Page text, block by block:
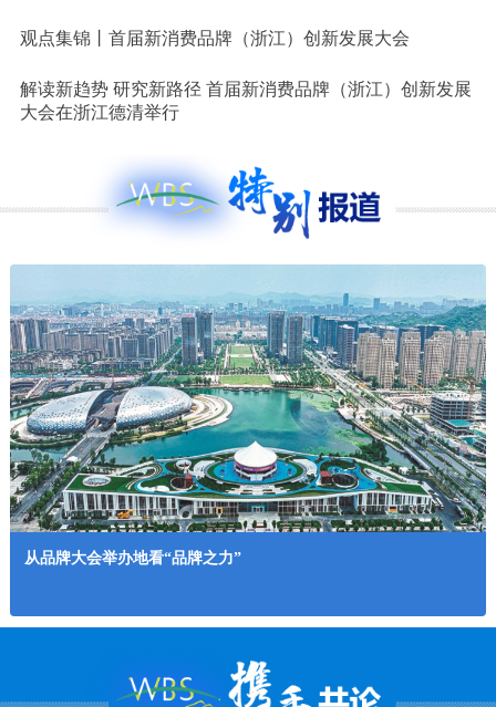
观点集锦丨首届新消费品牌（浙江）创新发展大会
解读新趋势 研究新路径 首届新消费品牌（浙江）创新发展
大会在浙江德清举行
从品牌大会举办地看“品牌之力”